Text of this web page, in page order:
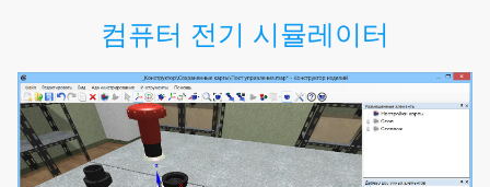
컴퓨터 전기 시뮬레이터